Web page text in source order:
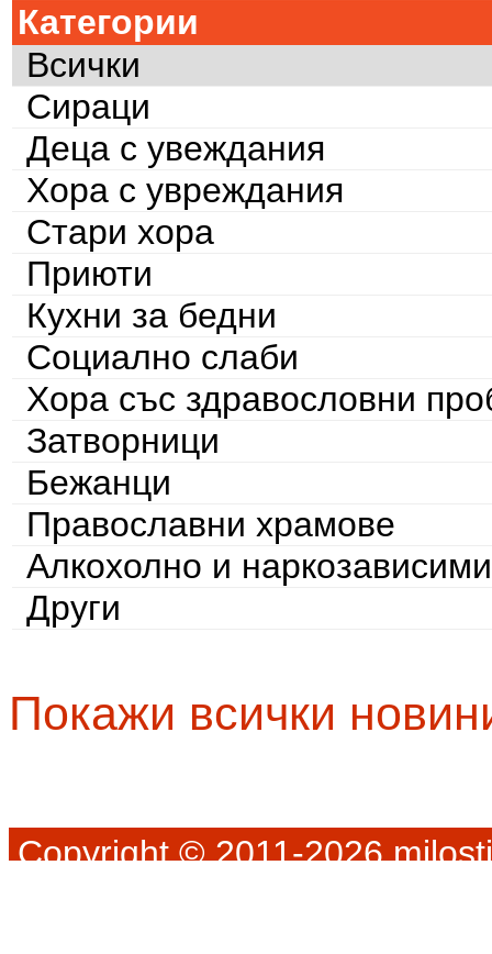
Категории
Всички
Сираци
Деца с увеждания
Хора с увреждания
Стари хора
Приюти
Кухни за бедни
Социално слаби
Хора със здравословни
Затворници
Бежанци
Православни храмове
Алкохолно и наркозависими
Други
Покажи всички
Copyright © 2011-2026